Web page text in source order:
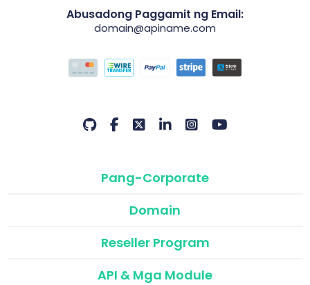
Abusadong Paggamit ng Email:
domain@apiname.com
Pang-Corporate
Domain
Reseller Program
API & Mga Module